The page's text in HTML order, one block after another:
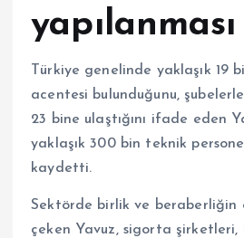
yapılanması
Türkiye genelinde yaklaşık 19
acentesi bulunduğunu,
23 bine ulaştığını ifade eden
yaklaşık 300 bin teknik
kaydetti.
Sektörde birlik ve beraberliğin
çeken Yavuz, sigorta şirketleri,